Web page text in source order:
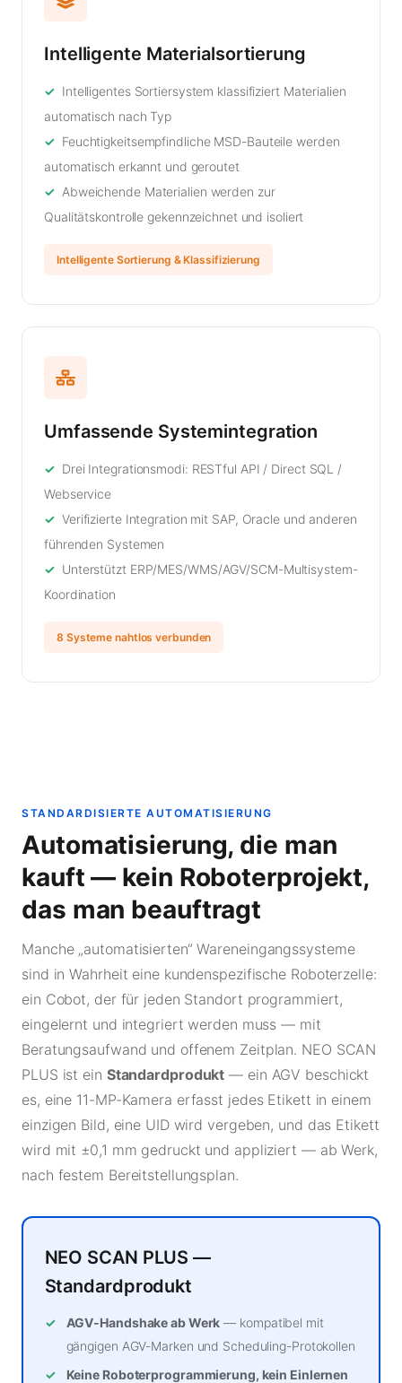
Intelligente Materialsortierung
Intelligentes Sortiersystem klassifiziert Materialien
automatisch nach Typ
Feuchtigkeitsempfindliche MSD-Bauteile werden
automatisch erkannt und geroutet
Abweichende Materialien werden zur
Qualitätskontrolle gekennzeichnet und isoliert
Intelligente Sortierung & Klassifizierung
Umfassende Systemintegration
Drei Integrationsmodi: RESTful API / Direct SQL /
Webservice
Verifizierte Integration mit SAP, Oracle und anderen
führenden Systemen
Unterstützt ERP/MES/WMS/AGV/SCM-Multisystem-
Koordination
8 Systeme nahtlos verbunden
STANDARDISIERTE AUTOMATISIERUNG
Automatisierung, die man
kauft — kein Roboterprojekt,
das man beauftragt
Manche „automatisierten“ Wareneingangssysteme
sind in Wahrheit eine kundenspezifische Roboterzelle:
ein Cobot, der für jeden Standort programmiert,
eingelernt und integriert werden muss — mit
Beratungsaufwand und offenem Zeitplan. NEO SCAN
PLUS ist ein Standardprodukt — ein AGV beschickt
es, eine 11-MP-Kamera erfasst jedes Etikett in einem
einzigen Bild, eine UID wird vergeben, und das Etikett
wird mit ±0,1 mm gedruckt und appliziert — ab Werk,
nach festem Bereitstellungsplan.
NEO SCAN PLUS —
Standardprodukt
AGV-Handshake ab Werk — kompatibel mit
gängigen AGV-Marken und Scheduling-Protokollen
Keine Roboterprogrammierung, kein Einlernen